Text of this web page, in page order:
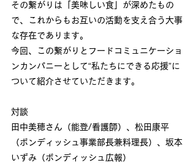
その繋がりは「美味しい食」が深めたもの
で、これからもお互いの活動を支え合う大事
な存在であります。
今回、この繋がりとフードコミュニケーショ
ンカンパニーとして“私たちにできる応援”に
ついて紹介させていただきます。
対談
田中美穂さん（能登/看護師）、松田康平
（ボンディッシュ事業部長兼料理長）、坂本
いずみ（ボンディッシュ広報）